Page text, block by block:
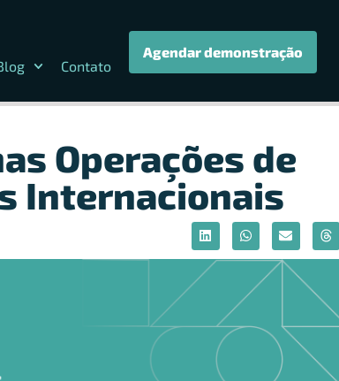
Contato
Agendar demonstração
Operações de
Internacionais